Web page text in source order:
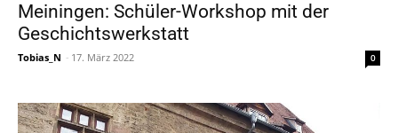
Meiningen: Schüler-Workshop mit der
Geschichtswerkstatt
Tobias_N - 17. März 2022 0